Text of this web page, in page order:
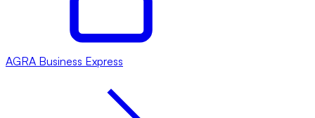
AGRA Business Express